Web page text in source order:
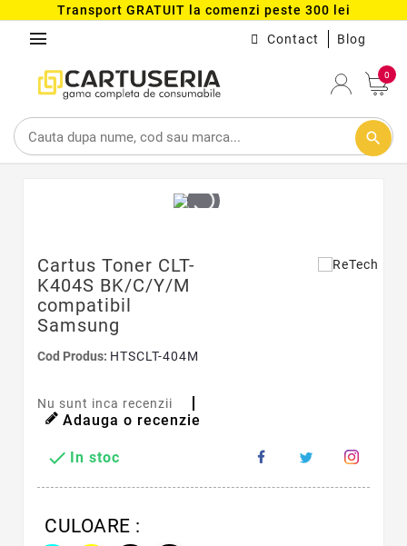
Transport GRATUIT la comenzi peste 300 lei
menu Contact Blog
0
search
Cartus Toner CLT-
K404S BK/C/Y/M
compatibil
Samsung
Cod Produs: HTSCLT-404M
Nu sunt inca recenzii
Adauga o recenzie
 In stoc
CULOARE :